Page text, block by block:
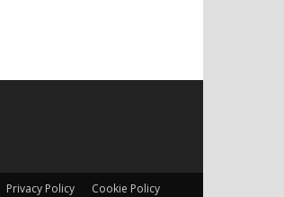
Privacy Policy Cookie Policy